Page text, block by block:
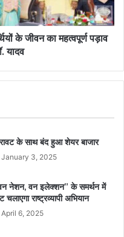
के जीवन का महत्वपूर्ण पड़ाव
यादव
के साथ बंद हुआ शेयर बाजार
January 3, 2025
नेशन, वन इलेक्शन” के समर्थन में
चलाएगा राष्ट्रव्यापी अभियान
April 6, 2025